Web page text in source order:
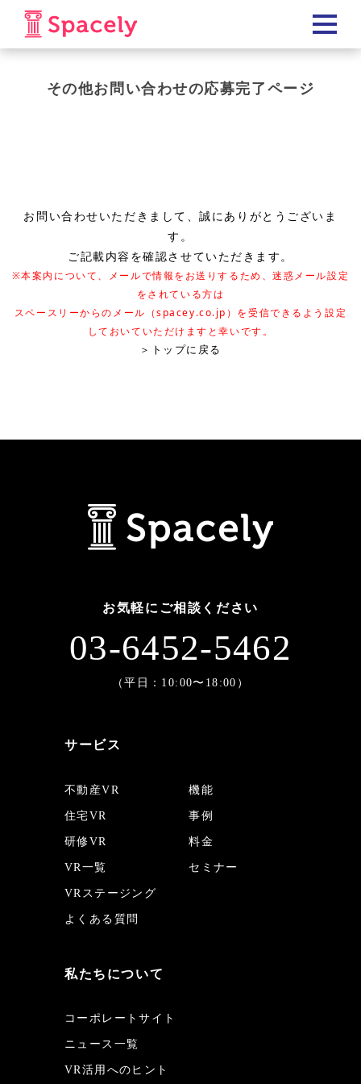
その他お問い合わせの応募完了ページ
お問い合わせいただきまして、誠にありがとうございま
す。
ご記載内容を確認させていただきます。
※本案内について、メールで情報をお送りするため、迷惑メール設定
をされている方は
スペースリーからのメール（spacey.co.jp）を受信できるよう設定
しておいていただけますと幸いです。
＞トップに戻る
サービス
不動産VR
住宅VR
研修VR
VR一覧
VRステージング
よくある質問
機能
事例
料金
セミナー
私たちについて
コーポレートサイト
ニュース一覧
VR活用へのヒント
お気軽にご相談ください
03-6452-5462
（平日：10:00〜18:00）